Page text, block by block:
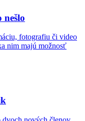
nešlo
fotografiu či video
nim majú možnosť